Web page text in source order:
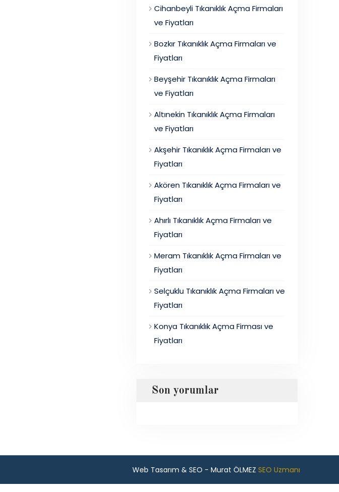
Cihanbeyli Tıkanıklık Açma Firmaları
ve Fiyatları
Bozkır Tıkanıklık Açma Firmaları ve
Fiyatları
Beyşehir Tıkanıklık Açma Firmaları
ve Fiyatları
Altınekin Tıkanıklık Açma Firmaları
ve Fiyatları
Akşehir Tıkanıklık Açma Firmaları ve
Fiyatları
Akören Tıkanıklık Açma Firmaları ve
Fiyatları
Ahırlı Tıkanıklık Açma Firmaları ve
Fiyatları
Meram Tıkanıklık Açma Firmaları ve
Fiyatları
Selçuklu Tıkanıklık Açma Firmaları ve
Fiyatları
Konya Tıkanıklık Açma Firması ve
Fiyatları
Son yorumlar
Web Tasarım & SEO - Murat ÖLMEZ SEO Uzmanı